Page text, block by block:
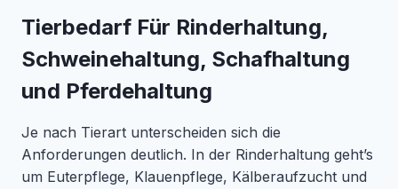
Tierbedarf Für Rinderhaltung,
Schweinehaltung, Schafhaltung
und Pferdehaltung
Je nach Tierart unterscheiden sich die
Anforderungen deutlich. In der Rinderhaltung geht’s
um Euterpflege, Klauenpflege, Kälberaufzucht und